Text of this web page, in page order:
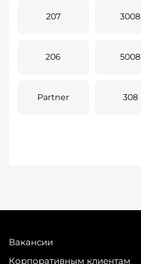
207 3008
206 5008
Partner 308
Вакансии
Корпоративным клиентам